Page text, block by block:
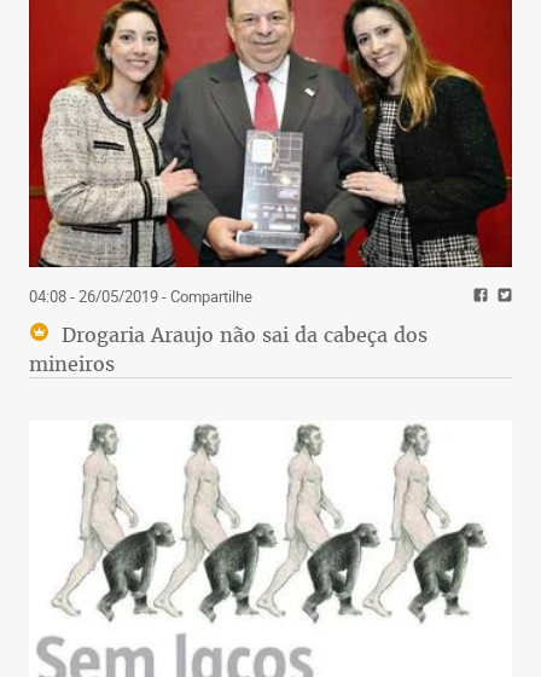
04:08 - 26/05/2019- Compartilhe
Drogaria Araujo não sai da cabeça dos
mineiros